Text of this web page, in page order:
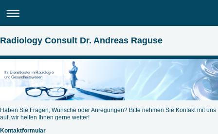
Radiology Consult Dr. Andreas Raguse
Ihr Dienstleister in Radiologie
und Gesundheitswesen
Haben Sie Fragen, Wünsche oder Anregungen? Bitte nehmen Sie Kontakt mit uns
auf, wir helfen Ihnen gerne weiter!
Kontaktformular